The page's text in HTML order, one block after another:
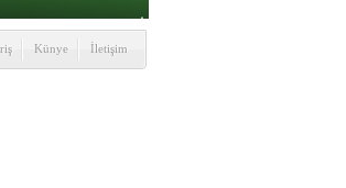
Künye İletişim